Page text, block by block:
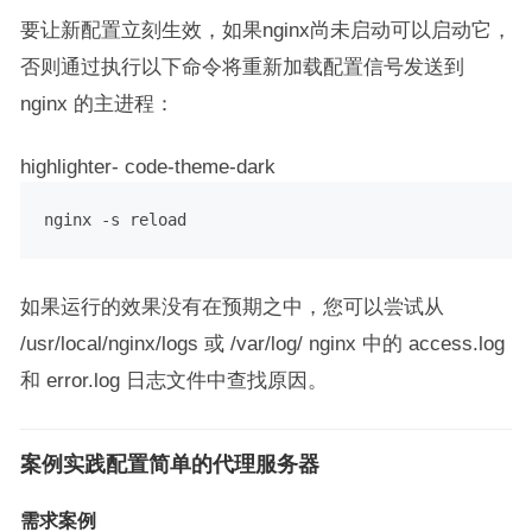
要让新配置立刻生效，如果nginx尚未启动可以启动它，
否则通过执行以下命令将重新加载配置信号发送到
nginx 的主进程：
highlighter- code-theme-dark
如果运行的效果没有在预期之中，您可以尝试从
/usr/local/nginx/logs 或 /var/log/ nginx 中的 access.log
和 error.log 日志文件中查找原因。
案例实践配置简单的代理服务器
需求案例